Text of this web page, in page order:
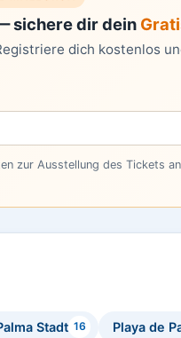
sichere dir dein
dich kostenlos
zur Ausstellung des Tickets
Stadt 16 Playa de